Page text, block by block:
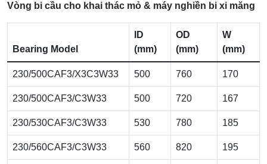
Vòng bi cầu cho khai thác mỏ & máy nghiền bi xi măng
Bearing Model
ID
(mm)
OD
(mm)
W
(mm)
230/500CAF3/X3C3W33 500 760 170
230/500CAF3/C3W33 500 720 167
230/530CAF3/C3W33 530 780 185
230/560CAF3/C3W33 560 820 195